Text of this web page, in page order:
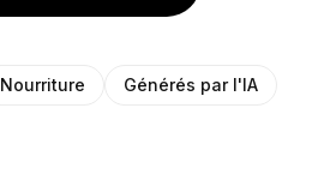
Nourriture
Générés par l'IA